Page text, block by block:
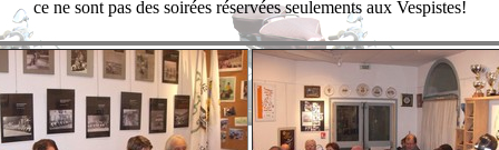
ce ne sont pas des soirées réservées seulements aux Vespistes!